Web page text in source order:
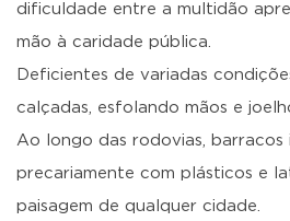
dificuldade entre a multidão
mão à caridade pública.
Deficientes de variadas
calçadas, esfolando mãos e
Ao longo das rodovias,
precariamente com plásticos e
paisagem de qualquer cidade.